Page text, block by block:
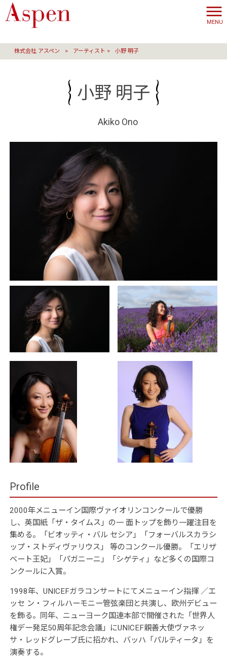
MENU
株式会社 アスペン > アーティスト > 小野 明子
小野 明子
Akiko Ono
Profile
2000年メニューイン国際ヴァイオリンコンクールで優勝
し、英国紙「ザ・タイムス」の一 面トップを飾り一躍注目を
集める。「ビオッティ・バル セシア」「フォーバルスカラシ
ップ・ストディヴァリウス」 等のコンクール優勝。「エリザ
ベート王妃」「パガニーニ」「シゲティ」など多くの国際コ
ンクールに入賞。
1998年、UNICEFガラコンサートにてメニューイン指揮 ／エ
ッセ ン・フィルハーモニー管弦楽団と共演し、欧州デビュー
を飾る。同年、ニューヨーク国連本部で開催された「世界人
権デー発足50周年記念会議」にUNICEF親善大使ヴァネッ
サ・レッドグレーブ氏に招かれ、バッハ「パルティータ」を
演奏する。